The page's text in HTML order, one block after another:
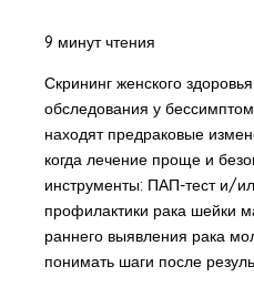
9 минут чтения
Скрининг женского
обследования у
находят предраковые
когда лечение проще и
инструменты: ПАП-тест и/
профилактики рака шейки
раннего выявления рака
понимать шаги после